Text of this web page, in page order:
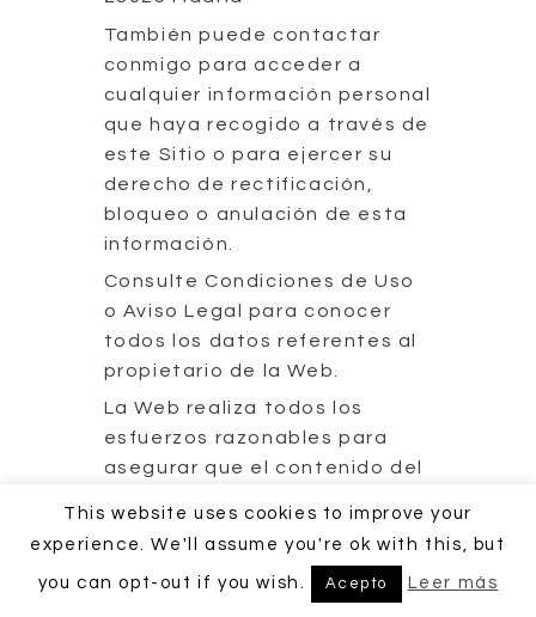
También puede contactar
conmigo para acceder a
cualquier información personal
que haya recogido a través de
este Sitio o para ejercer su
derecho de rectificación,
bloqueo o anulación de esta
información.
Consulte Condiciones de Uso
o Aviso Legal para conocer
todos los datos referentes al
propietario de la Web.
La Web realiza todos los
esfuerzos razonables para
asegurar que el contenido del
COPYRIGHT © 2018 - 2020 JMC Music Productions - Calle de la
Vía 21, 28019 Madrid España
This website uses cookies to improve your
experience. We'll assume you're ok with this, but
you can opt-out if you wish. Acepto Leer más